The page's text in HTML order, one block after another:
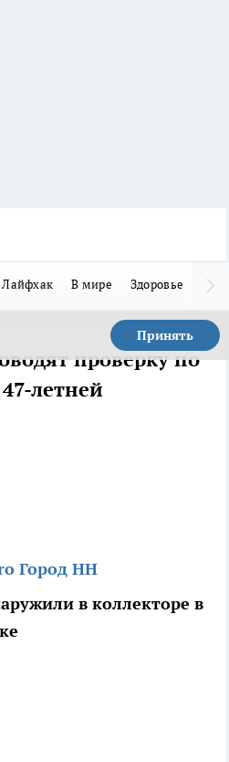
Лайфхак В мире Здоровье
Принять
проверку по
летней
Город НН
в коллекторе в